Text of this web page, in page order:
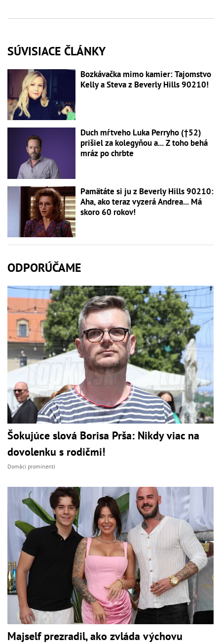
SÚVISIACE ČLÁNKY
Bozkávačka mimo kamier: Tajomstvo
Kelly a Steva z Beverly Hills 90210!
Duch mŕtveho Luka Perryho (†52)
prišiel za kolegyňou a... Z toho behá
mráz po chrbte
Pamätáte si ju z Beverly Hills 90210:
Aha, ako teraz vyzerá Andrea... Má
skoro 60 rokov!
ODPORÚČAME
Šokujúce slová Borisa Prša: Nikdy viac na
dovolenku s rodičmi!
Domáci prominenti
Majself prezradil, ako zvláda výchovu